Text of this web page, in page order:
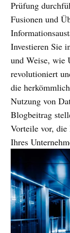
Prüfung
Fusionen und
Investieren Sie
und Weise, wie
revolutioniert
die
Nutzung von
Blogbeitrag
Vorteile vor,
Ihres